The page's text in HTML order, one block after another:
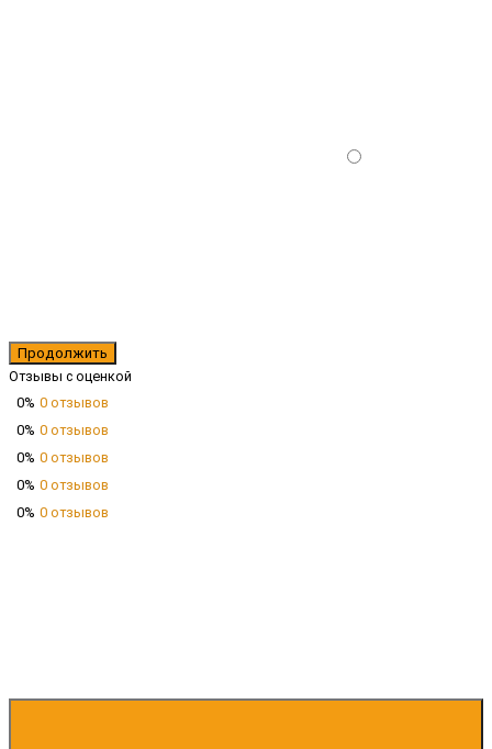
Продолжить
Отзывы с оценкой
0% 0 отзывов
0% 0 отзывов
0% 0 отзывов
0% 0 отзывов
0% 0 отзывов